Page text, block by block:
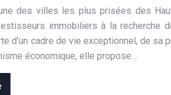
des villes les plus prisées des
immobiliers à la recherche
d’un cadre de vie exceptionnel, de sa
économique, elle propose…